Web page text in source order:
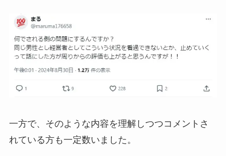
一方で、そのような内容を理解しつつコメントさ
れている方も一定数いました。